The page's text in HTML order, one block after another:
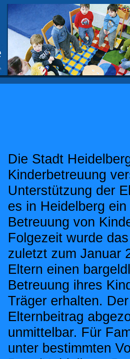
Die Stadt
Kinderbetreuung
Unterstützung der
es in Heidelberg
Betreuung von
Folgezeit wurde
zuletzt zum Januar
Eltern einen
Betreuung ihres
Träger erhalten.
Elternbeitrag
unmittelbar. Für
unter bestimmten